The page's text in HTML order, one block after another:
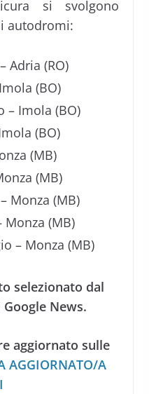
si svolgono
autodromi:
Adria (RO)
(BO)
– Imola (BO)
(BO)
(MB)
(MB)
Monza (MB)
Monza (MB)
– Monza (MB)
selezionato dal
News.
aggiornato sulle
AGGIORNATO/A